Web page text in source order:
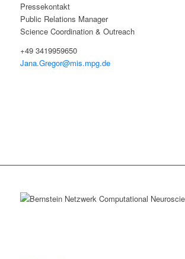
Pressekontakt
Public Relations Manager
Science Coordination & Outreach
+49 3419959650
Jana.Gregor@mis.mpg.de